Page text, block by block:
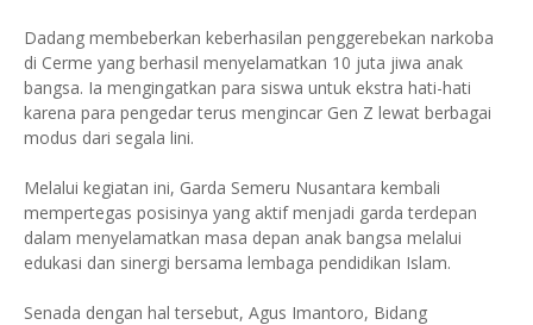
Dadang membeberkan keberhasilan penggerebekan narkoba
di Cerme yang berhasil menyelamatkan 10 juta jiwa anak
bangsa. Ia mengingatkan para siswa untuk ekstra hati-hati
karena para pengedar terus mengincar Gen Z lewat berbagai
modus dari segala lini.
Melalui kegiatan ini, Garda Semeru Nusantara kembali
mempertegas posisinya yang aktif menjadi garda terdepan
dalam menyelamatkan masa depan anak bangsa melalui
edukasi dan sinergi bersama lembaga pendidikan Islam.
Senada dengan hal tersebut, Agus Imantoro, Bidang